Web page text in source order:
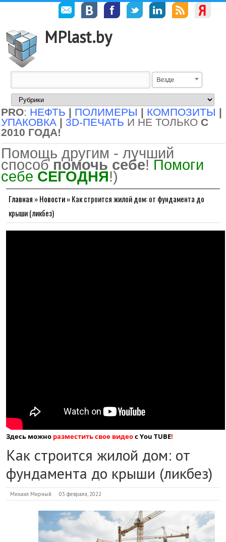
MPlast.by
Везде
PRO: НЕФТЬ | ПОЛИМЕРЫ | КОМПОЗИТЫ |
УПАКОВКА | 3D-ПЕЧАТЬ И НЕ ТОЛЬКО С
2010 ГОДА!
Помощь другим - лучший
способ помочь себе! Помоги
себе СЕГОДНЯ!)
Главная »Новости»Как строится жилой дом: от фундамента до
крыши (ликбез)
Здесь можно разместить свое видеос You TUBE!
Как строится жилой дом: от
фундамента до крыши (ликбез)
Михаил Мирный 03 февраля, 2022